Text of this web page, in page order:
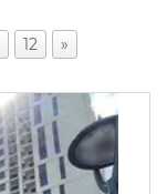
12 »